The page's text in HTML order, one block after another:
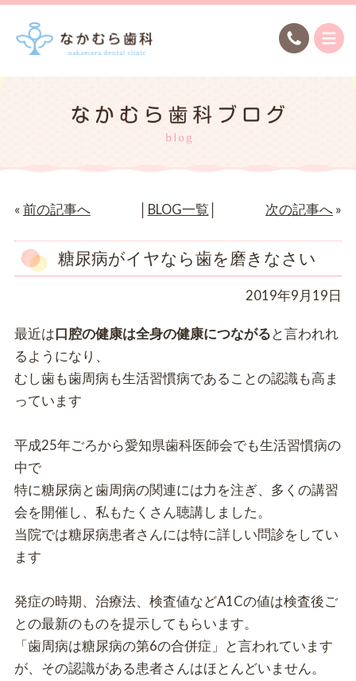
« 前の記事へ BLOG一覧 次の記事へ »
糖尿病がイヤなら歯を磨きなさい
2019年9月19日
最近は口腔の健康は全身の健康につながる と言われれ
るようになり、
むし歯も歯周病も生活習慣病であることの認識も高ま
っています
平成25年ごろから愛知県歯科医師会でも生活習慣病の
中で
特に糖尿病と歯周病の関連には力を注ぎ、多くの講習
会を開催し、私もたくさん聴講しました。
当院では糖尿病患者さんには特に詳しい問診をしてい
ます
発症の時期、治療法、検査値などA1Cの値は検査後ご
との最新のものを提示してもらいます。
「歯周病は糖尿病の第6の合併症」と言われています
が、その認識がある患者さんはほとんどいません。